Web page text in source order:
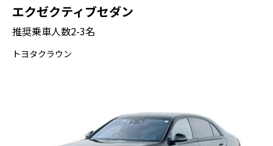
して最先端の建築物が立ち並びます。多種多
様なレストランも豊富に揃っています。
皇居
（車窓から観光）皇居は、日本の天皇皇后両
陛下がお住まいになっている場所で、広大な
エクゼクティブセダン
推奨乗車人数2-3名
トヨタクラウン